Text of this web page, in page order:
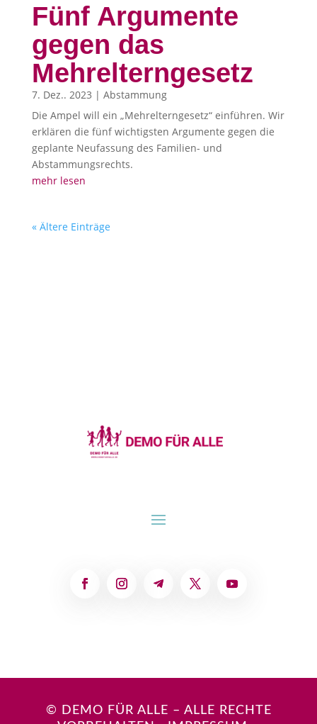
Fünf Argumente
gegen das
Mehrelterngesetz
7. Dez.. 2023 | Abstammung
Die Ampel will ein „Mehrelterngesetz“ einführen. Wir
erklären die fünf wichtigsten Argumente gegen die
geplante Neufassung des Familien- und
Abstammungsrechts.
mehr lesen
« Ältere Einträge
© DEMO FÜR ALLE – ALLE RECHTE